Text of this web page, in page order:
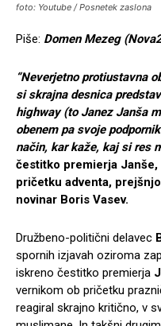
foto: Youtube / Posnetek zaslona
Piše: Domen Mezeg
“Neverjetno protiustavna
si skrajna desnica
highway (toJanez Janša
obenem pa svoje
način, kar kaže, kaj si res
čestitko premierja
pričetku adventa,
novinar Boris Vasev.
Družbeno-politični delavec
spornih izjavah oziroma
iskreno čestitko premierja
vernikom ob pričetku
reagiral skrajno kritično, v